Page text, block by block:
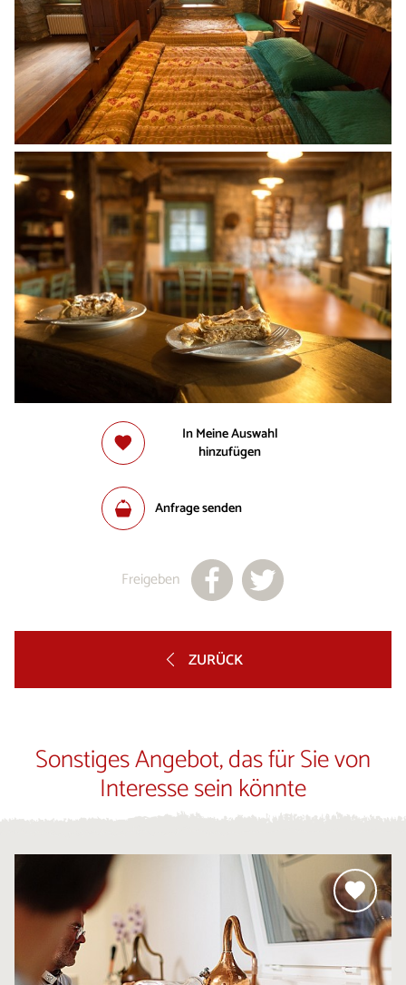
In Meine Auswahl
hinzufügen
Anfrage senden
Freigeben
ZURÜCK
Sonstiges Angebot, das für Sie von
Interesse sein könnte